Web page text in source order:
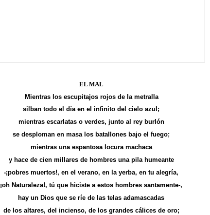
EL MAL
Mientras los escupitajos rojos de la metralla
silban todo el día en el infinito del cielo azul;
mientras escarlatas o verdes, junto al rey burlón
se desploman en masa los batallones bajo el fuego;
mientras una espantosa locura machaca
y hace de cien millares de hombres una pila humeante
-¡pobres muertos!, en el verano, en la yerba, en tu alegría,
¡oh Naturaleza!, tú que hiciste a estos hombres santamente-,
hay un Dios que se ríe de las telas adamascadas
de los altares, del incienso, de los grandes cálices de oro;